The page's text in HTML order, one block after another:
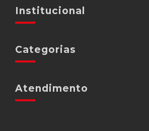
Institucional
Categorias
Atendimento